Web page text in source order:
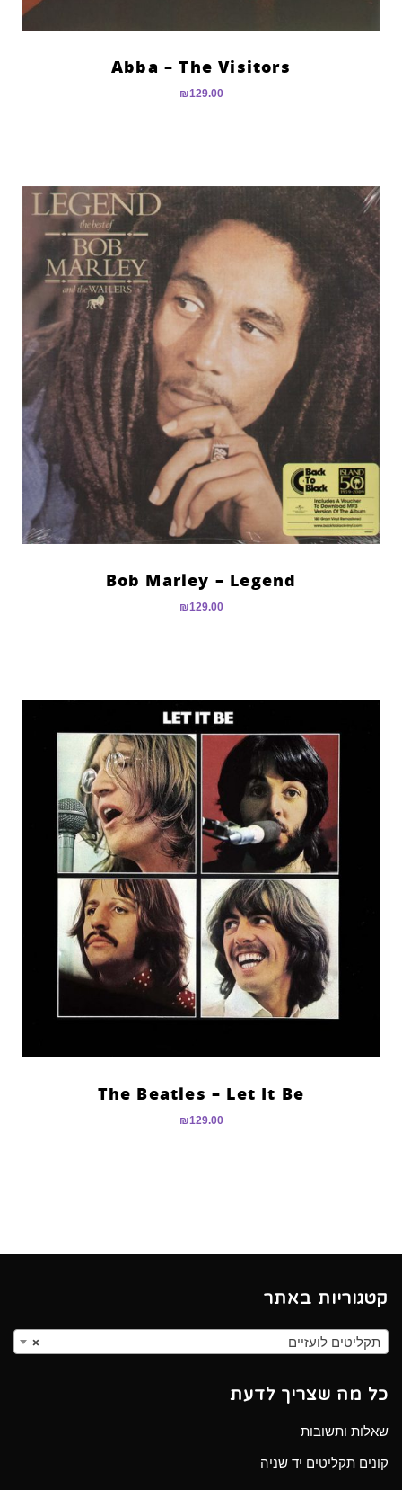
Abba – The Visitors
₪129.00
Bob Marley – Legend
₪129.00
The Beatles – Let It Be
₪129.00
קטגוריות באתר
× תקליטים לועזיים
כל מה שצריך לדעת
שאלות ותשובות
קונים תקליטים יד שניה